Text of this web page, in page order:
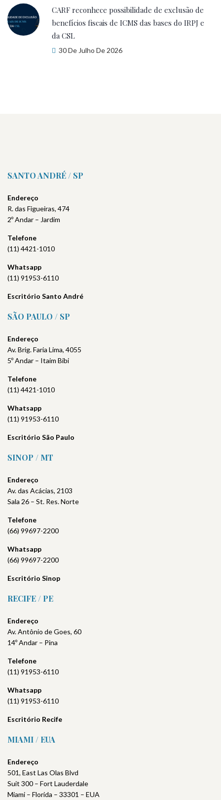
CARF reconhece possibilidade de exclusão de
benefícios fiscais de ICMS das bases do IRPJ e
da CSL
30 De Julho De 2026
SANTO ANDRÉ / SP
Endereço
R. das Figueiras, 474
2º Andar – Jardim
Telefone
(11) 4421-1010
Whatsapp
(11) 91953-6110
Escritório Santo André
SÃO PAULO / SP
Endereço
Av. Brig. Faria Lima, 4055
5º Andar – Itaim Bibi
Telefone
(11) 4421-1010
Whatsapp
(11) 91953-6110
Escritório São Paulo
SINOP / MT
Endereço
Av. das Acácias, 2103
Sala 26 – St. Res. Norte
Telefone
(66) 99697-2200
Whatsapp
(66) 99697-2200
Escritório Sinop
RECIFE / PE
Endereço
Av. Antônio de Goes, 60
14º Andar – Pina
Telefone
(11) 91953-6110
Whatsapp
(11) 91953-6110
Escritório Recife
MIAMI / EUA
Endereço
501, East Las Olas Blvd
Suit 300 – Fort Lauderdale
Miami – Florida – 33301 – EUA